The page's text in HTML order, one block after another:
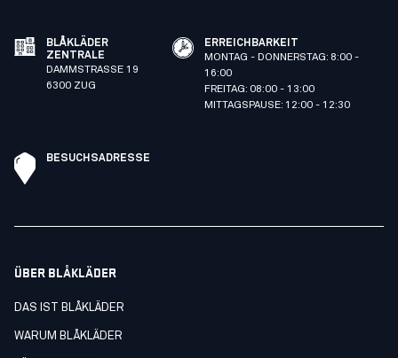
BLÅKLÄDER
ZENTRALE
DAMMSTRASSE 19
6300 ZUG
ERREICHBARKEIT
MONTAG - DONNERSTAG: 8:00 -
16:00
FREITAG: 08:00 - 13:00
MITTAGSPAUSE: 12:00 - 12:30
BESUCHSADRESSE
ÜBER BLÅKLÄDER
DAS IST BLÅKLÄDER
WARUM BLÅKLÄDER